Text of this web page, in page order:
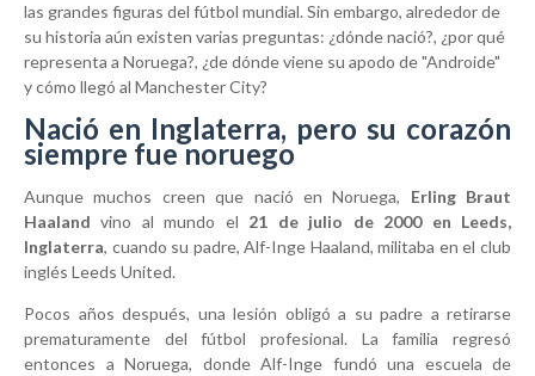
las grandes figuras del fútbol mundial. Sin embargo, alrededor de
su historia aún existen varias preguntas: ¿dónde nació?, ¿por qué
representa a Noruega?, ¿de dónde viene su apodo de "Androide"
y cómo llegó al Manchester City?
Nació en Inglaterra, pero su corazón
siempre fue noruego
Aunque muchos creen que nació en Noruega, Erling Braut
Haaland vino al mundo el 21 de julio de 2000 en Leeds,
Inglaterra, cuando su padre,Alf-Inge Haaland, militaba en el club
inglés Leeds United.
Pocos años después, una lesión obligó a su padre a retirarse
prematuramente del fútbol profesional. La familia regresó
entonces a Noruega, donde Alf-Inge fundó una escuela de